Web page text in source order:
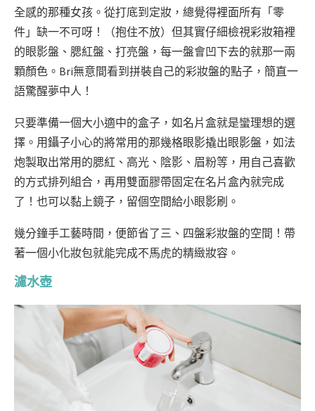
全感的那種女孩。從打底到定妝，總覺得裡面所有「零
件」缺一不可呀！（抱住不放）但其實仔細檢視彩妝箱裡
的眼影盤、腮紅盤、打亮盤，每一盤會凹下去的就那一兩
顆顏色。Bri無意間看到拼裝自己的彩妝盤的點子，簡直一
語驚醒夢中人！
只要準備一個大小適中的盒子，如名片盒就是蠻理想的選
擇。用鑷子小心的將常用的那幾格眼影撬出眼影盤，如法
炮製取出常用的腮紅、高光、陰影、眉粉等，用自己喜歡
的方式排列組合，再用雙面膠帶固定在名片盒內就完成
了！也可以黏上鏡子，留個空間給小眼影刷。
幾分鐘手工藝時間，便節省了三、四盤彩妝盤的空間！帶
著一個小化妝包就能完成不馬虎的精緻妝容。
濾水壺